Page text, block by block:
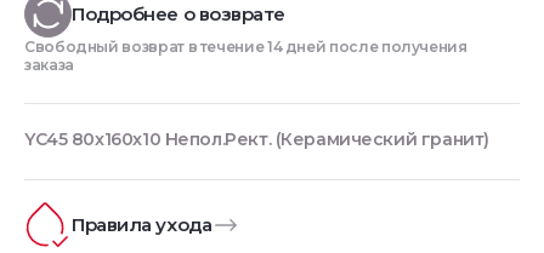
Подробнее о возврате
Свободный возврат в течение 14 дней после получения
заказа
YC45 80x160x10 Непол.Рект. (Керамический гранит)
Правила ухода